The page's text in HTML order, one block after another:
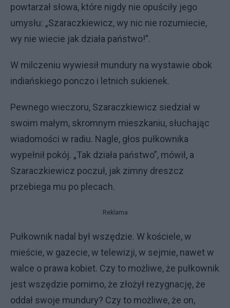
powtarzał słowa, które nigdy nie opuściły jego
umysłu: „Szaraczkiewicz, wy nic nie rozumiecie,
wy nie wiecie jak działa państwo!”.
W milczeniu wywiesił mundury na wystawie obok
indiańskiego ponczo i letnich sukienek.
Pewnego wieczoru, Szaraczkiewicz siedział w
swoim małym, skromnym mieszkaniu, słuchając
wiadomości w radiu. Nagle, głos pułkownika
wypełnił pokój. „Tak działa państwo”, mówił, a
Szaraczkiewicz poczuł, jak zimny dreszcz
przebiega mu po plecach.
Reklama
Pułkownik nadal był wszędzie. W kościele, w
mieście, w gazecie, w telewizji, w sejmie, nawet w
walce o prawa kobiet. Czy to możliwe, że pułkownik
jest wszędzie pomimo, że złożył rezygnację, że
oddał swoje mundury? Czy to możliwe, że on,